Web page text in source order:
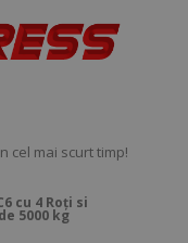
cel mai scurt timp!
cu 4 Roți si
5000 kg